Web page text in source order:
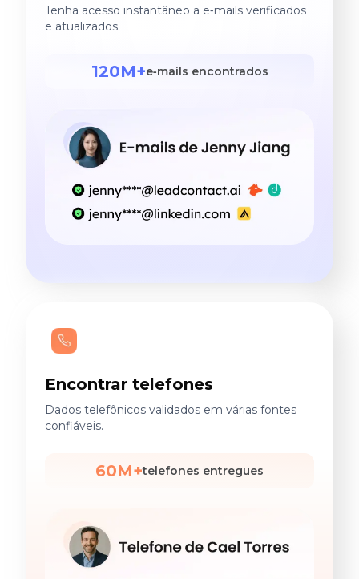
Tenha acesso instantâneo a e‑mails verificados
e atualizados.
120M+e‑mails encontrados
Encontrar telefones
Dados telefônicos validados em várias fontes
confiáveis.
60M+telefones entregues